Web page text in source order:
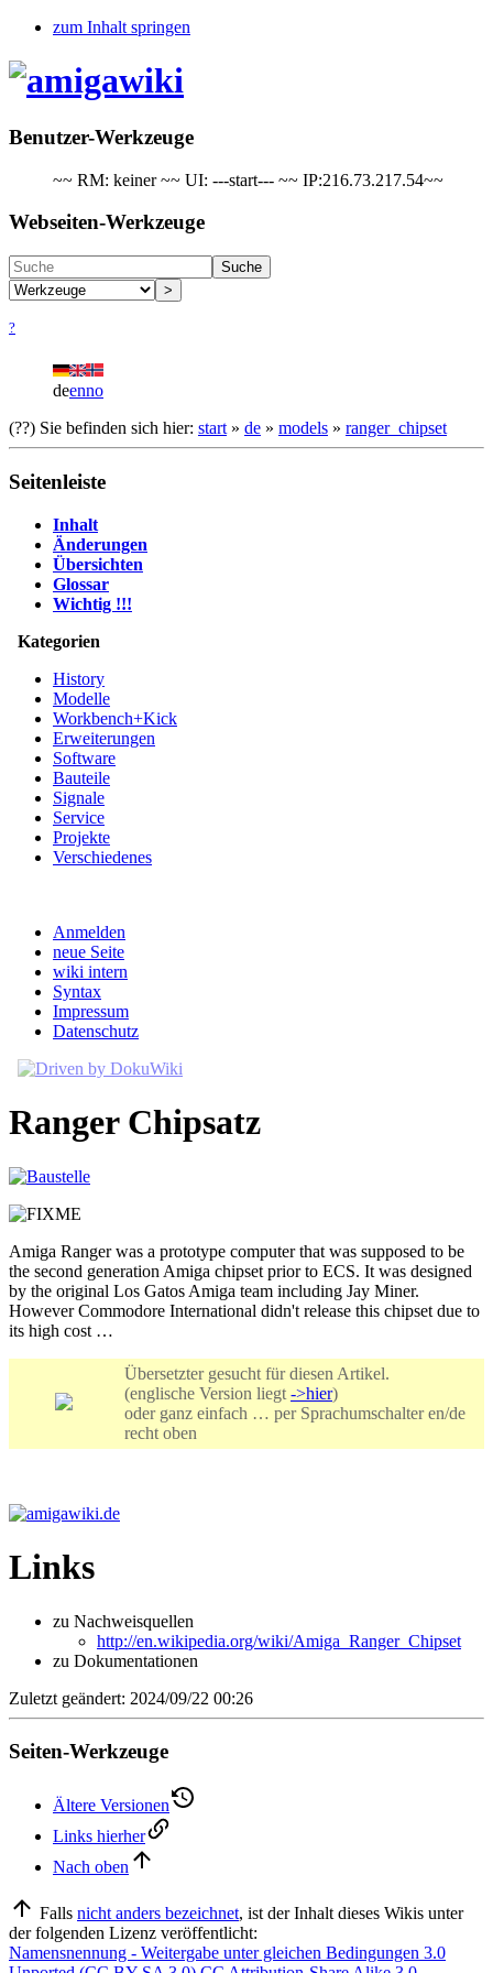
zum Inhalt springen
Benutzer-Werkzeuge
~~ RM: keiner ~~ UI: ---start--- ~~ IP:216.73.217.54~~
Webseiten-Werkzeuge
Suche
>
?
deenno
(??) Sie befinden sich hier: start » de » models » ranger_chipset
Seitenleiste
Inhalt
Änderungen
Übersichten
Glossar
Wichtig !!!
Kategorien
History
Modelle
Workbench+Kick
Erweiterungen
Software
Bauteile
Signale
Service
Projekte
Verschiedenes
Anmelden
neue Seite
wiki intern
Syntax
Impressum
Datenschutz
Ranger Chipsatz
Amiga Ranger was a prototype computer that was supposed to be
the second generation Amiga chipset prior to ECS. It was designed
by the original Los Gatos Amiga team including Jay Miner.
However Commodore International didn't release this chipset due to
its high cost …
Übersetzter gesucht für diesen Artikel.
(englische Version liegt ->hier)
oder ganz einfach … per Sprachumschalter en/de
recht oben
Links
zu Nachweisquellen
http://en.wikipedia.org/wiki/Amiga_Ranger_Chipset
zu Dokumentationen
Zuletzt geändert: 2024/09/22 00:26
Seiten-Werkzeuge
Ältere Versionen
Links hierher
Nach oben
Falls nicht anders bezeichnet, ist der Inhalt dieses Wikis unter
der folgenden Lizenz veröffentlicht:
Namensnennung - Weitergabe unter gleichen Bedingungen 3.0